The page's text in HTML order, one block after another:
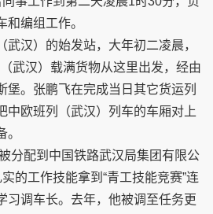
和编组工作。
汉）的始发站，大年初二凌晨，
武汉）载满货物从这里出发，经由
堡。张鹏飞在完成当日其它货运列
中欧班列（武汉）列车的车厢对上
分配到中国铁路武汉局集团有限公
的工作技能拿到“青工技能竞赛”连
习调车长。去年，他被调至任务更